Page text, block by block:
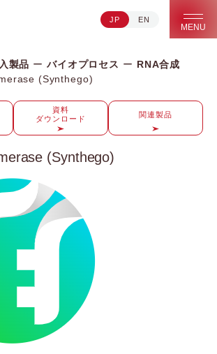
ク株式会社 | ライフサイエンス研究への貢献
JP EN
MENU
製品 バイオプロセス
RNA合成
(Synthego)
資料
ダウンロード
関連製品
(Synthego)